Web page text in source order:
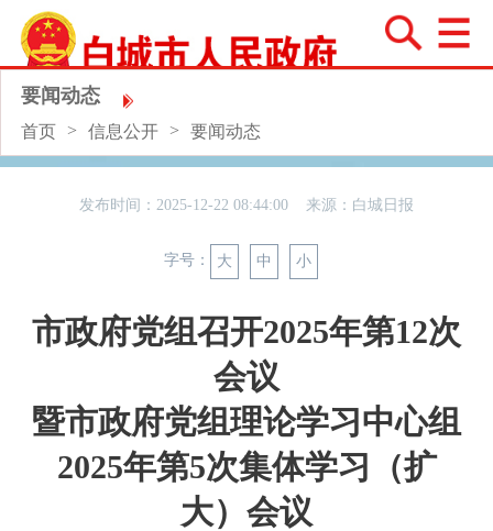
要闻动态
首页 > 信息公开 > 要闻动态
发布时间：2025-12-22 08:44:00 来源： 白城日报
字号： 大 中 小
市政府党组召开2025年第12次
会议
暨市政府党组理论学习中心组
2025年第5次集体学习（扩
大）会议